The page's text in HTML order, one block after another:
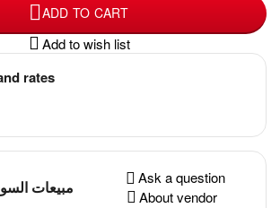
ADD TO CART
Add to wish list
rates
مبيعات
Ask a question
About vendor